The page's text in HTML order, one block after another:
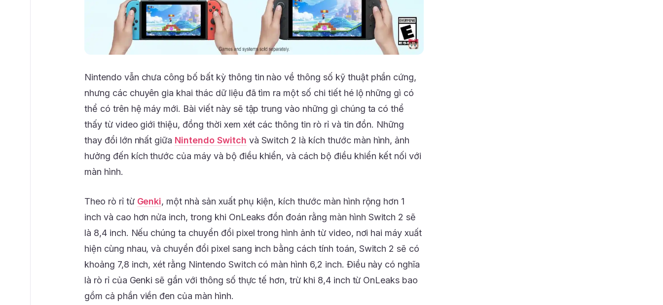
Nintendo vẫn chưa công bố bất kỳ thông tin nào về thông số kỹ thuật phần cứng,
nhưng các chuyên gia khai thác dữ liệu đã tìm ra một số chi tiết hé lộ những gì có
thể có trên hệ máy mới. Bài viết này sẽ tập trung vào những gì chúng ta có thể
thấy từ video giới thiệu, đồng thời xem xét các thông tin rò rỉ và tin đồn. Những
thay đổi lớn nhất giữa Nintendo Switch và Switch 2 là kích thước màn hình, ảnh
hưởng đến kích thước của máy và bộ điều khiển, và cách bộ điều khiển kết nối với
màn hình.
Theo rò rỉ từ Genki, một nhà sản xuất phụ kiện, kích thước màn hình rộng hơn 1
inch và cao hơn nửa inch, trong khi OnLeaks đồn đoán rằng màn hình Switch 2 sẽ
là 8,4 inch. Nếu chúng ta chuyển đổi pixel trong hình ảnh từ video, nơi hai máy xuất
hiện cùng nhau, và chuyển đổi pixel sang inch bằng cách tính toán, Switch 2 sẽ có
khoảng 7,8 inch, xét rằng Nintendo Switch có màn hình 6,2 inch. Điều này có nghĩa
là rò rỉ của Genki sẽ gần với thông số thực tế hơn, trừ khi 8,4 inch từ OnLeaks bao
gồm cả phần viền đen của màn hình.